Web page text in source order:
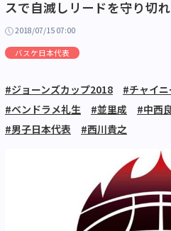
スで自滅しリードを守り切
2018/07/15 07:00
バスケ日本代表
#ジョーンズカップ2018
#チャイ
#ベンドラメ礼生
#並里成 #中西
#男子日本代表
#西川貴之